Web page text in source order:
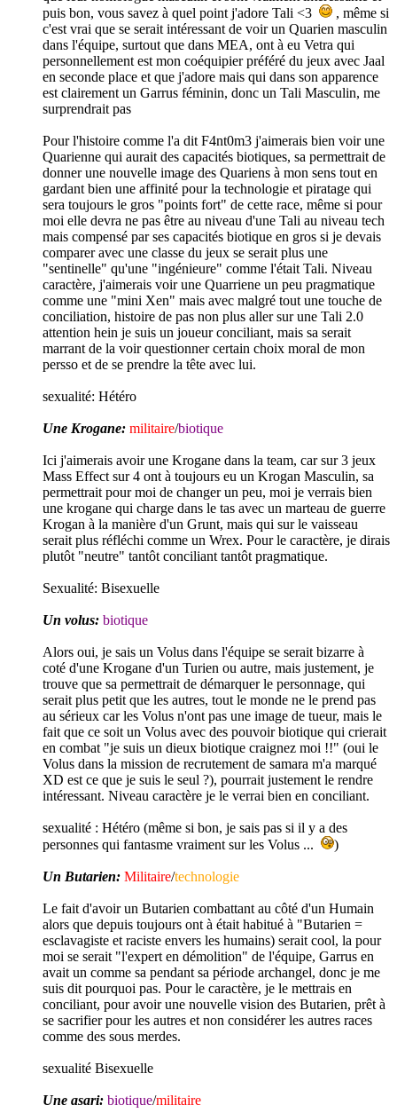
puis bon, vous savez à quel point j'adore Tali <3
, même si
c'est vrai que se serait intéressant de voir un Quarien masculin
dans l'équipe, surtout que dans MEA, ont à eu Vetra qui
personnellement est mon coéquipier préféré du jeux avec Jaal
en seconde place et que j'adore mais qui dans son apparence
est clairement un Garrus féminin, donc un Tali Masculin, me
surprendrait pas
Pour l'histoire comme l'a dit F4nt0m3 j'aimerais bien voir une
Quarienne qui aurait des capacités biotiques, sa permettrait de
donner une nouvelle image des Quariens à mon sens tout en
gardant bien une affinité pour la technologie et piratage qui
sera toujours le gros "points fort" de cette race, même si pour
moi elle devra ne pas être au niveau d'une Tali au niveau tech
mais compensé par ses capacités biotique en gros si je devais
comparer avec une classe du jeux se serait plus une
"sentinelle" qu'une "ingénieure" comme l'était Tali. Niveau
caractère, j'aimerais voir une Quarriene un peu pragmatique
comme une "mini Xen" mais avec malgré tout une touche de
conciliation, histoire de pas non plus aller sur une Tali 2.0
attention hein je suis un joueur conciliant, mais sa serait
marrant de la voir questionner certain choix moral de mon
persso et de se prendre la tête avec lui.
sexualité: Hétéro
Une Krogane: militaire/biotique
Ici j'aimerais avoir une Krogane dans la team, car sur 3 jeux
Mass Effect sur 4 ont à toujours eu un Krogan Masculin, sa
permettrait pour moi de changer un peu, moi je verrais bien
une krogane qui charge dans le tas avec un marteau de guerre
Krogan à la manière d'un Grunt, mais qui sur le vaisseau
serait plus réfléchi comme un Wrex. Pour le caractère, je dirais
plutôt "neutre" tantôt conciliant tantôt pragmatique.
Sexualité: Bisexuelle
Un volus: biotique
Alors oui, je sais un Volus dans l'équipe se serait bizarre à
coté d'une Krogane d'un Turien ou autre, mais justement, je
trouve que sa permettrait de démarquer le personnage, qui
serait plus petit que les autres, tout le monde ne le prend pas
au sérieux car les Volus n'ont pas une image de tueur, mais le
fait que ce soit un Volus avec des pouvoir biotique qui crierait
en combat "je suis un dieux biotique craignez moi !!" (oui le
Volus dans la mission de recrutement de samara m'a marqué
XD est ce que je suis le seul ?), pourrait justement le rendre
intéressant. Niveau caractère je le verrai bien en conciliant.
sexualité : Hétéro (même si bon, je sais pas si il y a des
personnes qui fantasme vraiment sur les Volus ...
)
Un Butarien: Militaire/technologie
Le fait d'avoir un Butarien combattant au côté d'un Humain
alors que depuis toujours ont à était habitué à "Butarien =
esclavagiste et raciste envers les humains) serait cool, la pour
moi se serait "l'expert en démolition" de l'équipe, Garrus en
avait un comme sa pendant sa période archangel, donc je me
suis dit pourquoi pas. Pour le caractère, je le mettrais en
conciliant, pour avoir une nouvelle vision des Butarien, prêt à
se sacrifier pour les autres et non considérer les autres races
comme des sous merdes.
sexualité Bisexuelle
Une asari: biotique/militaire